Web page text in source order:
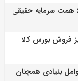
فروش بورس کالا
بنیادی همچنان